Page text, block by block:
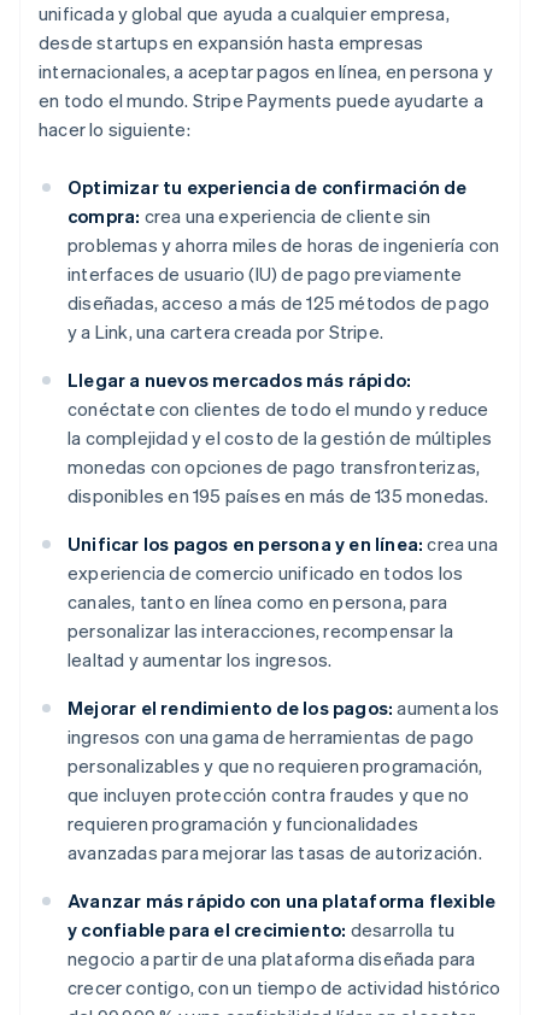
unificada y global que ayuda a cualquier empresa,
desde startups en expansión hasta empresas
internacionales, a aceptar pagos en línea, en persona y
en todo el mundo. Stripe Payments puede ayudarte a
hacer lo siguiente:
Optimizar tu experiencia de confirmación de
compra: crea una experiencia de cliente sin
problemas y ahorra miles de horas de ingeniería con
interfaces de usuario (IU) de pago previamente
diseñadas, acceso a más de 125 métodos de pago
y a Link, una cartera creada por Stripe.
Llegar a nuevos mercados más rápido:
conéctate con clientes de todo el mundo y reduce
la complejidad y el costo de la gestión de múltiples
monedas con opciones de pago transfronterizas,
disponibles en 195 países en más de 135 monedas.
Unificar los pagos en persona y en línea: crea una
experiencia de comercio unificado en todos los
canales, tanto en línea como en persona, para
personalizar las interacciones, recompensar la
lealtad y aumentar los ingresos.
Mejorar el rendimiento de los pagos: aumenta los
ingresos con una gama de herramientas de pago
personalizables y que no requieren programación,
que incluyen protección contra fraudes y que no
requieren programación y funcionalidades
avanzadas para mejorar las tasas de autorización.
Avanzar más rápido con una plataforma flexible
y confiable para el crecimiento: desarrolla tu
negocio a partir de una plataforma diseñada para
crecer contigo, con un tiempo de actividad histórico